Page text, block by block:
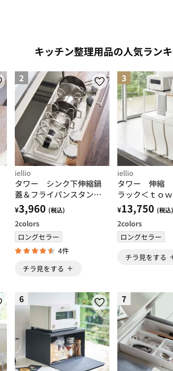
キッチン整理用品の人気ラン
2
iellio
タワー シンク下伸縮鍋
蓋＆フライパンスタンド
＜ｔｏｗｅｒ 山崎実業
＞
¥3,960 (税込)
2colors
ロングセラー
4件
チラ見をする
3
iellio
タワー 伸縮
ラック＜ｔｏ
崎実業 ゴミ
箱 ダストボ
納ラック＞
¥13,750 (税込)
2colors
ロングセラー
チラ見をする
6 7